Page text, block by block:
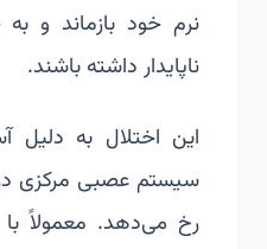
نرم خود بازماند و
ناپایدار داشته باشند.
این اختلال به
سیستم عصبی مرکزی در
رخ می‌دهد. معمولاً